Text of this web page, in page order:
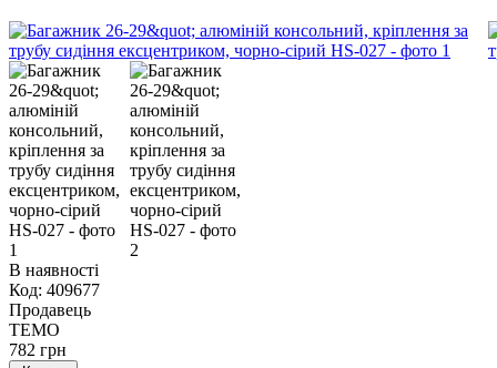
В наявності
Код: 409677
Продавець
TEMO
782 грн